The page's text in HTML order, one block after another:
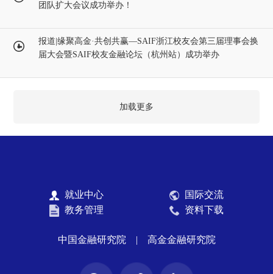
团队扩大会议成功举办！
报道|缘聚高金·共创共赢​—SAIF浙江校友会第三届理事会换
届大会暨SAIF校友金融论坛（杭州站）成功举办
加载更多
就业中心
国际交流
教务管理
资料下载
中国金融研究院 | 高金金融研究院